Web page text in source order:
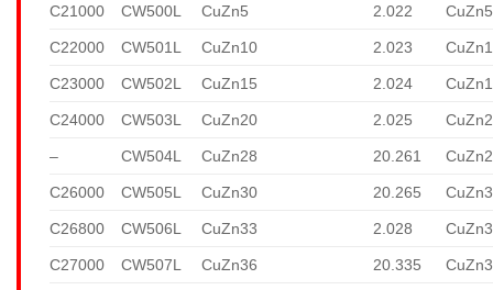
C21000 CW500L CuZn5 2.022 CuZn5
C22000 CW501L CuZn10 2.023
C23000 CW502L CuZn15 2.024
C24000 CW503L CuZn20 2.025
– CW504L CuZn28 20.261
C26000 CW505L CuZn30 20.265
C26800 CW506L CuZn33 2.028
C27000 CW507L CuZn36 20.335